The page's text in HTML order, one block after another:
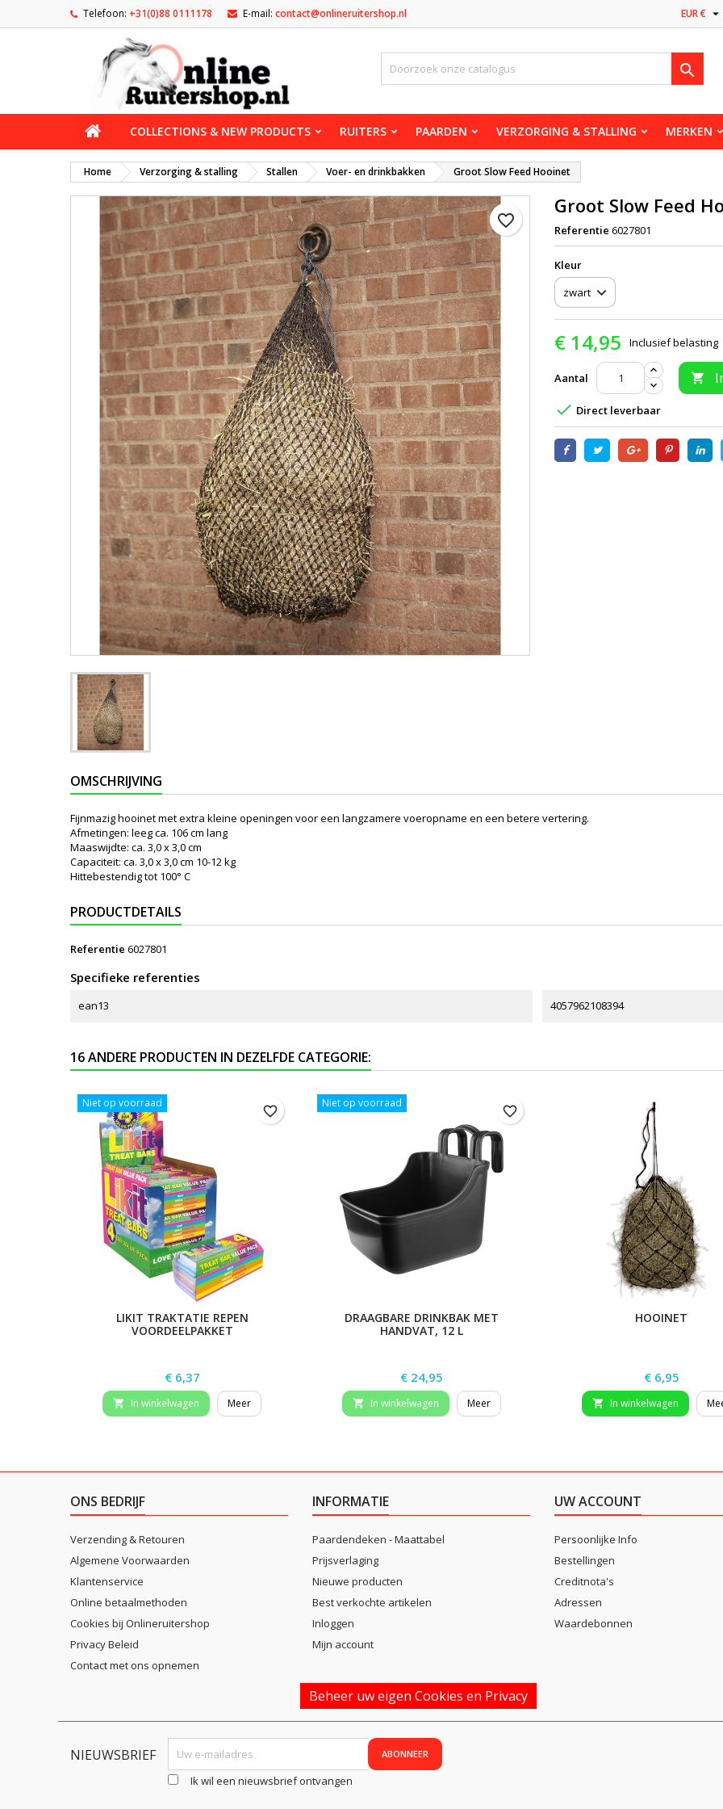
Telefoon: +31(0)88 0111178 E-mail: contact@onlineruitershop.nl EUR € 

COLLECTIONS & NEW PRODUCTS RUITERS PAARDEN VERZORGING & STALLING MERKEN
Home Verzorging & stalling Stallen Voer- en drinkbakken Groot Slow Feed Hooinet
favorite_border
Groot Slow Feed
Referentie 6027801
Kleur
€ 14,95 Inclusief belasting
Aantal 
 Direct leverbaar
OMSCHRIJVING
Fijnmazig hooinet met extra kleine openingen voor een langzamere voeropname en een betere vertering.
Afmetingen: leeg ca. 106 cm lang
Maaswijdte: ca. 3,0 x 3,0 cm
Capaciteit: ca. 3,0 x 3,0 cm 10-12 kg
Hittebestendig tot 100° C
PRODUCTDETAILS
Referentie 6027801
Specifieke referenties
ean13 4057962108394
16 ANDERE PRODUCTEN IN DEZELFDE CATEGORIE:
Niet op voorraad
LIKIT TRAKTATIE REPEN
VOORDEELPAKKET
Prijs
€ 6,37
 In winkelwagen Meer
favorite_border
Niet op voorraad
DRAAGBARE DRINKBAK MET
HANDVAT, 12 L
Prijs
€ 24,95
 In winkelwagen Meer
favorite_border
HOOINET
Prijs
€ 6,95
 In winkelwagen
ONS BEDRIJF
Verzending & Retouren
Algemene Voorwaarden
Klantenservice
Online betaalmethoden
Cookies bij Onlineruitershop
Privacy Beleid
Contact met ons opnemen
INFORMATIE
Paardendeken - Maattabel
Prijsverlaging
Nieuwe producten
Best verkochte artikelen
Inloggen
Mijn account
UW ACCOUNT
Persoonlijke Info
Bestellingen
Creditnota's
Adressen
Waardebonnen
Beheer uw eigen Cookies en Privacy
NIEUWSBRIEF
Ik wil een nieuwsbrief ontvangen